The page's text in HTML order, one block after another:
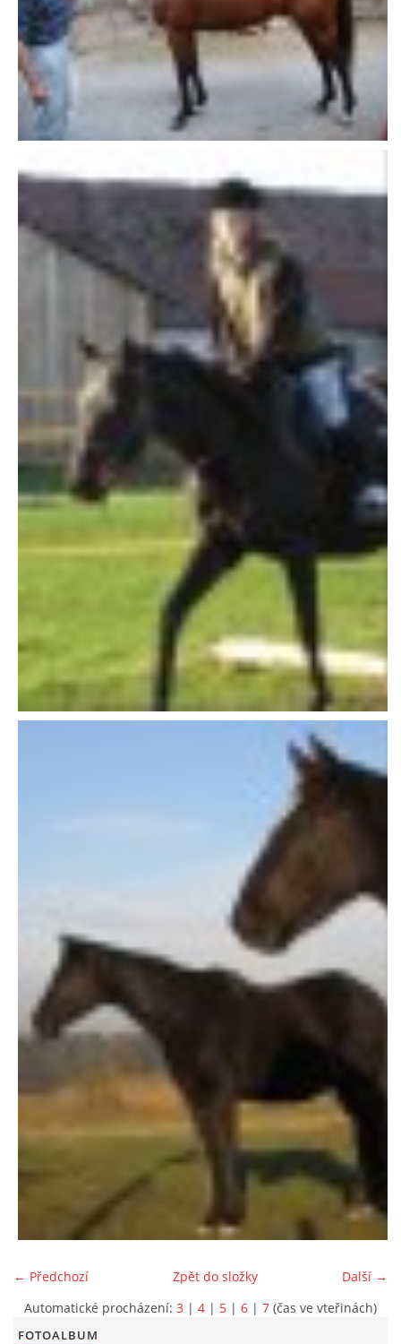
← Předchozí Další →
Zpět do složky
Automatické procházení: 3 | 4 | 5 | 6 | 7 (čas ve vteřinách)
FOTOALBUM